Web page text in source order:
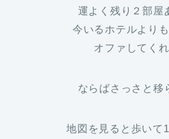
運よく残り２部屋
今いるホテルより
オファしてくれ
ならばさっさと移
地図を見ると歩いて